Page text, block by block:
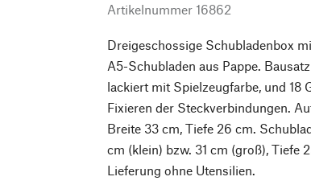
Artikelnummer 16862
Dreigeschossige Schubladenbox
A5-Schubladen aus Pappe.
lackiert mit Spielzeugfarbe, und 18
Fixieren der Steckverbindungen.
Breite 33 cm, Tiefe 26 cm.
cm (klein) bzw. 31 cm (groß), Tiefe
Lieferung ohne Utensilien.